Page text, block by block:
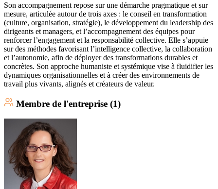
Son accompagnement repose sur une démarche pragmatique et sur
mesure, articulée autour de trois axes : le conseil en transformation
(culture, organisation, stratégie), le développement du leadership des
dirigeants et managers, et l’accompagnement des équipes pour
renforcer l’engagement et la responsabilité collective. Elle s’appuie
sur des méthodes favorisant l’intelligence collective, la collaboration
et l’autonomie, afin de déployer des transformations durables et
concrètes. Son approche humaniste et systémique vise à fluidifier les
dynamiques organisationnelles et à créer des environnements de
travail plus vivants, alignés et créateurs de valeur.
Membre de l'entreprise (1)